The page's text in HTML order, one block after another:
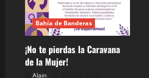
Bahía de Banderas
¡No te pierdas la Caravana
de la Mujer!
Alain